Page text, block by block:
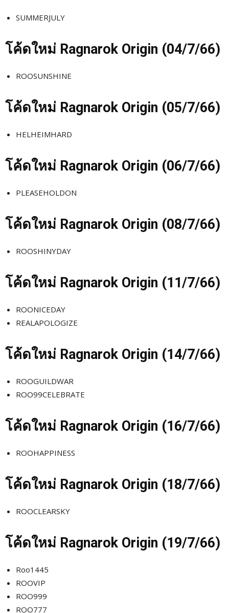
SUMMERJULY
โค้ดใหม่ Ragnarok Origin (04/7/66)
ROOSUNSHINE
โค้ดใหม่ Ragnarok Origin (05/7/66)
HELHEIMHARD
โค้ดใหม่ Ragnarok Origin (06/7/66)
PLEASEHOLDON
โค้ดใหม่ Ragnarok Origin (08/7/66)
ROOSHINYDAY
โค้ดใหม่ Ragnarok Origin (11/7/66)
ROONICEDAY
REALAPOLOGIZE
โค้ดใหม่ Ragnarok Origin (14/7/66)
ROOGUILDWAR
ROO99CELEBRATE
โค้ดใหม่ Ragnarok Origin (16/7/66)
ROOHAPPINESS
โค้ดใหม่ Ragnarok Origin (18/7/66)
ROOCLEARSKY
โค้ดใหม่ Ragnarok Origin (19/7/66)
Roo1445
ROOVIP
ROO999
ROO777